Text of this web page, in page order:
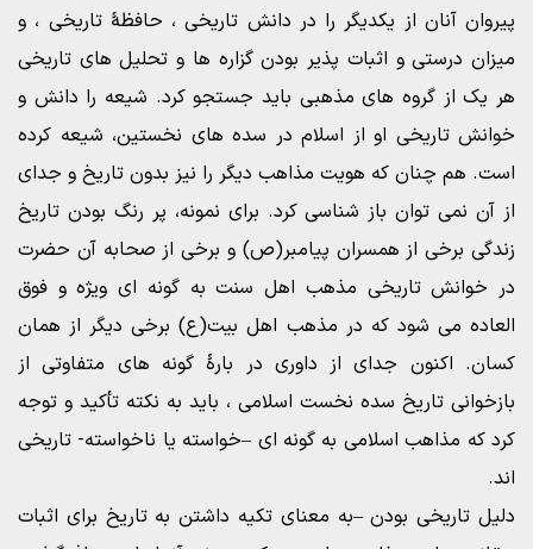
پیروان آنان از یکدیگر را در دانش تاریخی ، حافظۀ تاریخی ، و
میزان درستی و اثبات پذیر بودن گزاره ها و تحلیل های تاریخی
هر یک از گروه های مذهبی باید جستجو کرد. شیعه را دانش و
خوانش تاریخی او از اسلام در سده های نخستین، شیعه کرده
است. هم چنان که هویت مذاهب دیگر را نیز بدون تاریخ و جدای
از آن نمی توان باز شناسی کرد. برای نمونه، پر رنگ بودن تاریخ
زندگی برخی از همسران پیامبر(ص) و برخی از صحابه آن حضرت
در خوانش تاریخی مذهب اهل سنت به گونه ای ویژه و فوق
العاده می شود که در مذهب اهل بیت(ع) برخی دیگر از همان
کسان. اکنون جدای از داوری در بارۀ گونه های متفاوتی از
بازخوانی تاریخ سده نخست اسلامی ، باید به نکته تأکید و توجه
کرد که مذاهب اسلامی به گونه ای –خواسته یا ناخواسته- تاریخی
اند.
دلیل تاریخی بودن –به معنای تکیه داشتن به تاریخ برای اثبات